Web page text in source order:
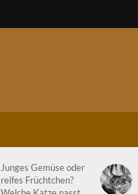
Junges Gemüse oder
reifes Früchtchen?